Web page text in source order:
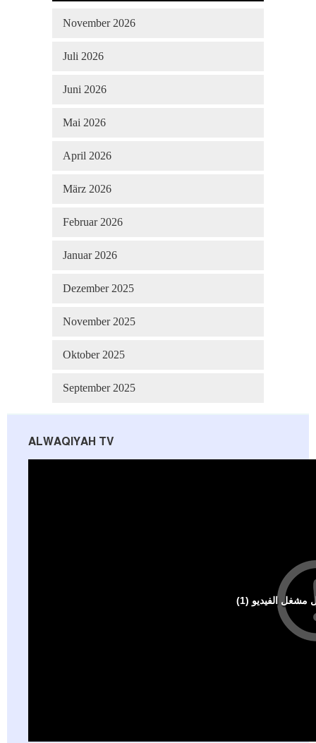
November 2026
Juli 2026
Juni 2026
Mai 2026
April 2026
März 2026
Februar 2026
Januar 2026
Dezember 2025
November 2025
Oktober 2025
September 2025
ALWAQIYAH TV